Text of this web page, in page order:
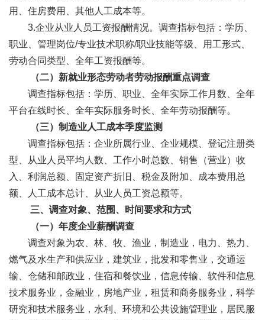
用、住房费用、其他人工成本等。
3.企业从业人员工资报酬情况。调查指标包括：学历、
职业、管理岗位/专业技术职称/职业技能等级、用工形式、
劳动合同类型、全年工资报酬等。
（二）新就业形态劳动者劳动报酬重点调查
调查指标包括：学历、职业、全年实际工作月数、全年
平台在线时长、全年实际服务时长、全年劳动报酬等。
（三）制造业人工成本季度监测
调查指标包括：企业所属行业、企业规模、登记注册类
型、从业人员平均人数、工作小时总数、销售（营业）收
入、利润总额、固定资产折旧、税金及附加、成本费用总
额、人工成本总计、从业人员工资总额等。
三、调查对象、范围、时间要求和方式
（一）年度企业薪酬调查
调查对象为农、林、牧、渔业，制造业，电力、热力、
燃气及水生产和供应业，建筑业，批发和零售业，交通运
输、仓储和邮政业，住宿和餐饮业，信息传输、软件和信息
技术服务业，金融业，房地产业，租赁和商务服务业，科学
研究和技术服务业，水利、环境和公共设施管理业，居民服